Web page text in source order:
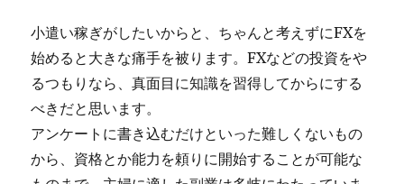
小遣い稼ぎがしたいからと、ちゃんと考えずにFXを
始めると大きな痛手を被ります。FXなどの投資をや
るつもりなら、真面目に知識を習得してからにする
べきだと思います。
アンケートに書き込むだけといった難しくないもの
から、資格とか能力を頼りに開始することが可能な